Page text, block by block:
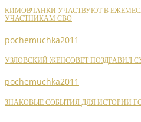
КИМОВЧАНКИ УЧАСТВУЮТ В
УЧАСТНИКАМ СВО
pochemuchka2011
УЗЛОВСКИЙ ЖЕНСОВЕТ ПОЗДРАВИЛ
pochemuchka2011
ЗНАКОВЫЕ СОБЫТИЯ ДЛЯ ИСТОРИИ